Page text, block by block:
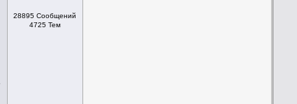
28895 Сообщений
4725 Тем